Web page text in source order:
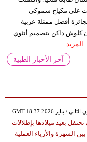
على مكياج سموكي
أفضل ممثلة عربية
كلوش داكن بتصميم أنثوي
المزيد
آخر الأخبار الطبية
بعيد ميلادها بإطلالات
السهرة والأزياء العملية